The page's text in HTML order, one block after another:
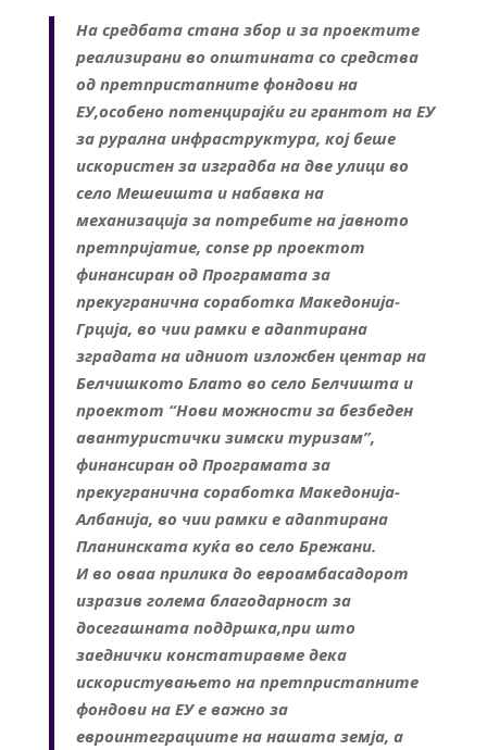
На средбата стана збор и за проектите
реализирани во општината со средства
од претпристапните фондови на
ЕУ,особено потенцирајќи ги грантот на ЕУ
за рурална инфраструктура, кој беше
искористен за изградба на две улици во
село Мешеишта и набавка на
механизација за потребите на јавното
претпријатие, conse pp проектот
финансиран од Програмата за
прекугранична соработка Македонија-
Грција, во чии рамки е адаптирана
зградата на идниот изложбен центар на
Белчишкото Блато во село Белчишта и
проектот “Нови можности за безбеден
авантуристички зимски туризам”,
финансиран од Програмата за
прекугранична соработка Македонија-
Албанија, во чии рамки е адаптирана
Планинската куќа во село Брежани.
И во оваа прилика до евроамбасадорот
изразив голема благодарност за
досегашната поддршка,при што
заеднички констатиравме дека
искористувањето на претпристапните
фондови на ЕУ е важно за
евроинтеграциите на нашата земја, а